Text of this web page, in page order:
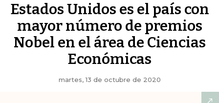
Estados Unidos es el país con
mayor número de premios
Nobel en el área de Ciencias
Económicas
martes, 13 de octubre de 2020